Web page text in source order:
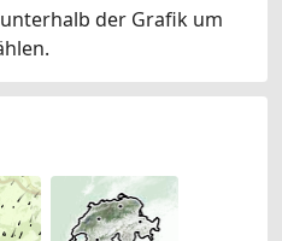
der Grafik um